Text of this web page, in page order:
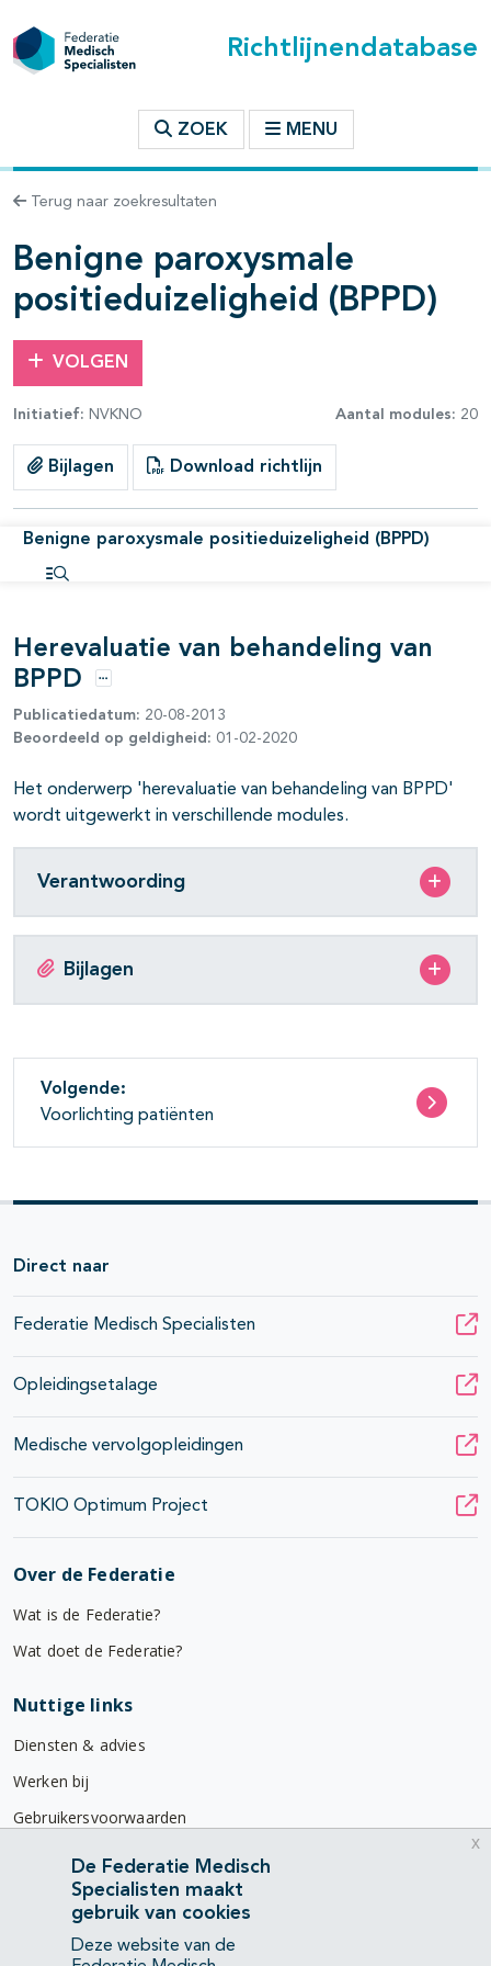
Richtlijnendatabase
ZOEK MENU
Terug naar zoekresultaten
Benigne paroxysmale
positieduizeligheid (BPPD)
VOLGEN
Initiatief: NVKNO Aantal modules: 20
Bijlagen Download richtlijn
Benigne paroxysmale positieduizeligheid (BPPD)
openklappen
open- en dichtklappen
open- en dichtklappen
Herevaluatie van behandeling van
BPPD
Opties
Publicatiedatum: 20-08-2013
Beoordeeld op geldigheid: 01-02-2020
Het onderwerp 'herevaluatie van behandeling van BPPD'
wordt uitgewerkt in verschillende modules.
Verantwoording
Bijlagen
Volgende:
Voorlichting patiënten
Direct naar
Federatie Medisch Specialisten
Opleidingsetalage
Medische vervolgopleidingen
TOKIO Optimum Project
Over de Federatie
Wat is de Federatie?
Wat doet de Federatie?
Nuttige links
Diensten & advies
Werken bij
Gebruikersvoorwaarden
Privacyverklaring
Contact
Mercatorlaan 1200
De Federatie Medisch
Specialisten maakt
gebruik van cookies
Deze website van de
x